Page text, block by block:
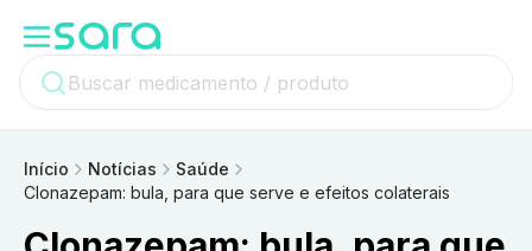
Início Notícias
Saúde
Clonazepam: bula, para que serve e efeitos colaterais